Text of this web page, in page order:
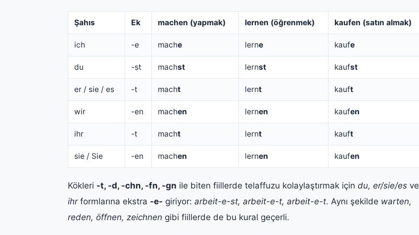
Şahıs Ek machen (yapmak) lernen (öğrenmek) kaufen (satın almak)
ich -e mache lerne kaufe
du -st machst lernst kaufst
er / sie / es -t macht lernt kauft
wir -en machen lernen kaufen
ihr -t macht lernt kauft
sie / Sie -en machen lernen kaufen
Kökleri -t, -d, -chn, -fn, -gn ile biten fiillerde telaffuzu kolaylaştırmak için du, er/sie/es ve
ihrformlarına ekstra -e- giriyor: arbeit-e-st, arbeit-e-t, arbeit-e-t. Aynı şekilde warten,
reden, öffnen, zeichnen gibi fiillerde de bu kural geçerli.